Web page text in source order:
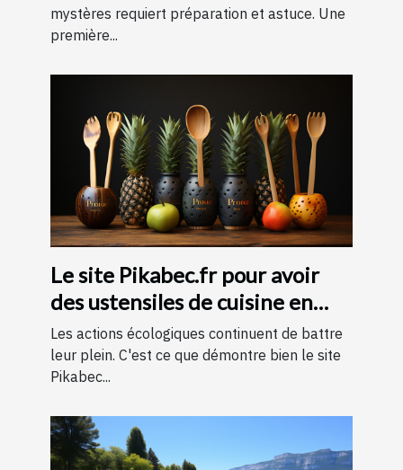
pour une expérience
mémorable
mystères requiert préparation et astuce. Une
première...
Le site Pikabec.fr pour avoir
des ustensiles de cuisine en
bois
Les actions écologiques continuent de battre
leur plein. C'est ce que démontre bien le site
Pikabec...